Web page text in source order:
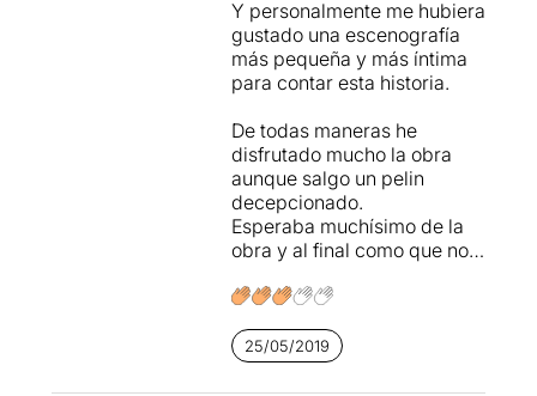
Y personalmente me hubiera
gustado una escenografía
más pequeña y más íntima
para contar esta historia.
De todas maneras he
disfrutado mucho la obra
aunque salgo un pelin
decepcionado.
Esperaba muchísimo de la
obra y al final como que no…
25/05/2019